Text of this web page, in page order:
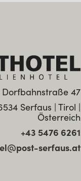
Dorfbahnstraße 47
Serfaus | Tirol |
Österreich
+43 5476 6261
serfaus.at